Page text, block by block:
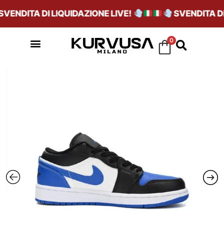
DI LIQUIDAZIONE LIVE! SVENDITA DI
0